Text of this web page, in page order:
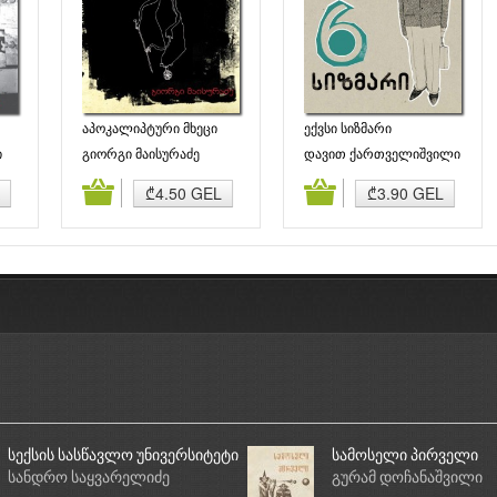
აპოკალიპტური მხეცი
გიორგი მაისურაძე
₾4.50 GEL
ექვსი სიზმარი
დავით ქართველიშვილი
₾3.90 GEL
კალათაში დამატება კალათაში დამატება
სექსის სასწავლო უნივერსიტეტი
სანდრო საყვარელიძე
სამოსელი პირველი
გურამ დოჩანაშვილი